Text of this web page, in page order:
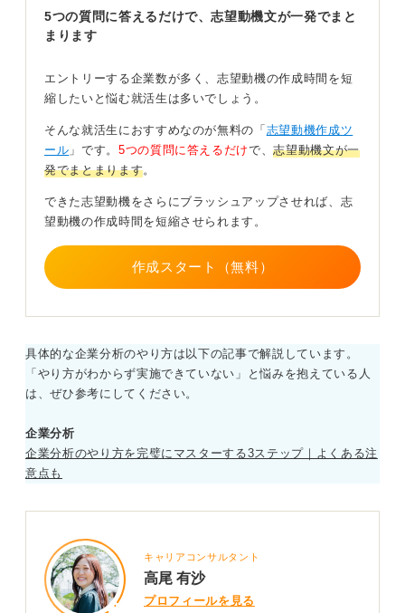
そのためには、業界研究と企業研究が欠かせません。
その企業の理念や、提供しているサービスの特徴などを
ましょう。
具体的なエピソードで説得力を持たせよう
たとえば、過去のアルバイト経験から「顧客に喜んでも
らうことのやりがい」に気づいたエピソードや、その企
業を実際に利用したときに「スタッフの素晴らしいサー
ビスに感動した」経験などを盛り込むと、志望動機に説
してどのように働きたいか」という視点も大切です。
自身のキャリアプランと、その企業で働くことの接点を
0
5つの質問に答えるだけで、志望動機文が一発でまと
まります
エントリーする企業数が多く、志望動機の作成時間を短
縮したいと悩む就活生は多いでしょう。
そんな就活生におすすめなのが無料の「 志望動機作成ツ
ール 」です。 5つの質問に答えるだけで、志望動機文が一
発でまとまります。
できた志望動機をさらにブラッシュアップさせれば、志
望動機の作成時間を短縮させられます。
作成スタート（無料）
具体的な企業分析のやり方は以下の記事で解説しています。
「やり方がわからず実施できていない」と悩みを抱えている人
は、ぜひ参考にしてください。
企業分析
企業分析のやり方を完璧にマスターする3ステップ｜よくある注
意点も
キャリアコンサルタント
高尾 有沙
プロフィールを見る